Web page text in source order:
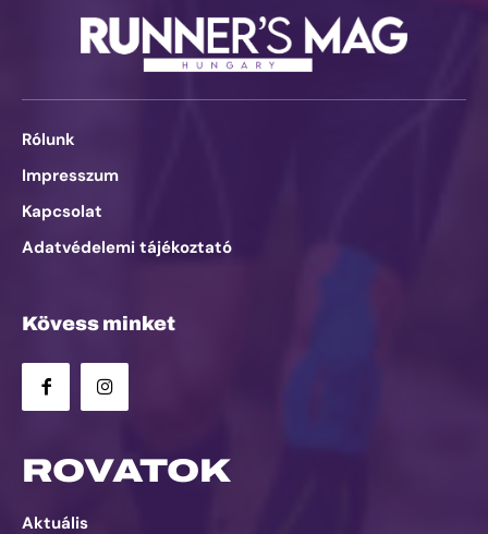
Rólunk
Impresszum
Kapcsolat
Adatvédelemi tájékoztató
Kövess minket
ROVATOK
Aktuális